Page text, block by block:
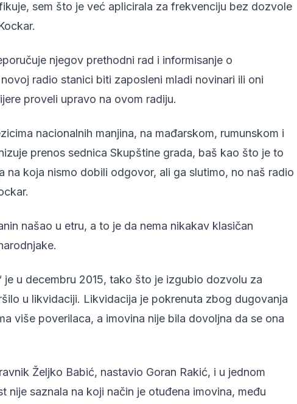
sem što je već aplicirala za frekvenciju bez dozvole
njegov prethodni rad i informisanje o
radio stanici biti zaposleni mladi novinari ili oni
proveli upravo na ovom radiju.
nacionalnih manjina, na mađarskom, rumunskom i
prenos sednica Skupštine grada, baš kao što je to
na koja nismo dobili odgovor, ali ga slutimo, no naš radio
našao u etru, a to je da nema nikakav klasičan
je u decembru 2015, tako što je izgubio dozvolu za
u likvidaciji. Likvidacija je pokrenuta zbog dugovanja
više poverilaca, a imovina nije bila dovoljna da se ona
Željko Babić, nastavio Goran Rakić, i u jednom
nije saznala na koji način je otuđena imovina, među